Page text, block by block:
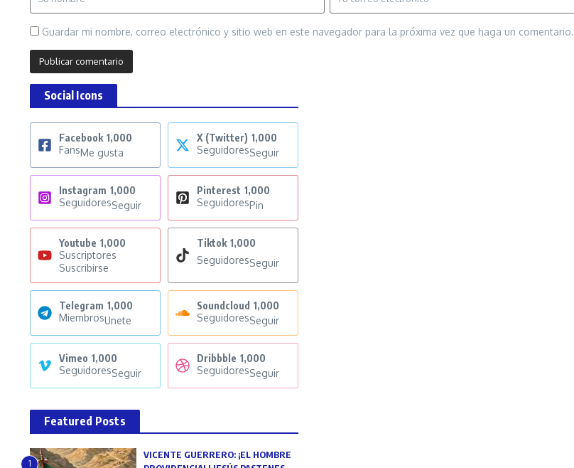
Guardar mi nombre, correo electrónico y sitio web en este navegador para la próxima vez que haga un comentario.
Social Icons
Facebook 1,000
FansMe gusta
X (Twitter) 1,000
SeguidoresSeguir
Instagram 1,000
SeguidoresSeguir
Pinterest 1,000
SeguidoresPin
Youtube 1,000
Suscriptores
Suscribirse
Tiktok 1,000
SeguidoresSeguir
Telegram 1,000
MiembrosUnete
Soundcloud 1,000
SeguidoresSeguir
Vimeo 1,000
SeguidoresSeguir
Dribbble 1,000
SeguidoresSeguir
Featured Posts
1
VICENTE GUERRERO: ¡EL HOMBRE